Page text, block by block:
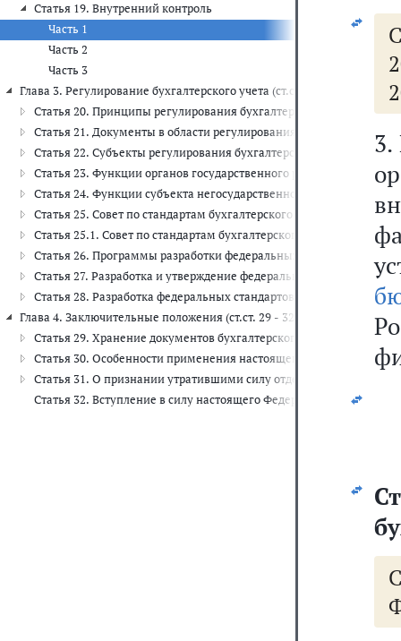
Статья 19. Внутренний контроль
Часть 1
Часть 2
Часть 3
Глава 3. Регулирование бухгалтерского учета (ст.ст. 20 - 28)
Статья 20. Принципы регулирования бухгалтерского учета
Статья 21. Документы в области регулирования бухгалтерского
Статья 22. Субъекты регулирования бухгалтерского учета
Статья 23. Функции органов государственного регулирования
Статья 24. Функции субъекта негосударственного регулирования
Статья 25. Совет по стандартам бухгалтерского учета
Статья 25.1. Совет по стандартам бухгалтерского учета
Статья 26. Программы разработки федеральных стандартов
Статья 27. Разработка и утверждение федеральных стандартов
Статья 28. Разработка федеральных стандартов
Глава 4. Заключительные положения (ст.ст. 29 - 32)
Статья 29. Хранение документов бухгалтерского учета
Статья 30. Особенности применения настоящего Федерального
Статья 31. О признании утратившими силу отдельных
Статья 32. Вступление в силу настоящего Федерального закона
3.